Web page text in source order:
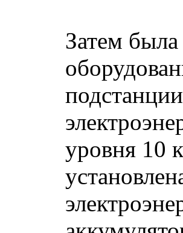
Затем
уровня 10